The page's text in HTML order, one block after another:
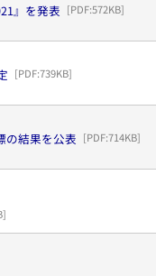
』を発表 [PDF:572KB]
[PDF:739KB]
の結果を公表 [PDF:714KB]
]